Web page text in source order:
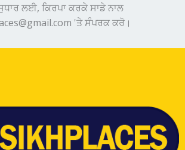
ਲਈ, ਕਿਰਪਾ ਕਰਕੇ ਸਾਡੇ ਨਾਲ
'ਤੇ ਸੰਪਰਕ ਕਰੋ।